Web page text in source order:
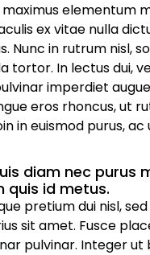
elementum
ex vitae nulla
Nunc in rutrum nisl,
tortor. In lectus dui,
imperdiet
eros rhoncus, ut
in euismod purus,
diam nec purus
quis id metus.
pretium dui nisl,
sit amet. Fusce
pulvinar. Integer ut